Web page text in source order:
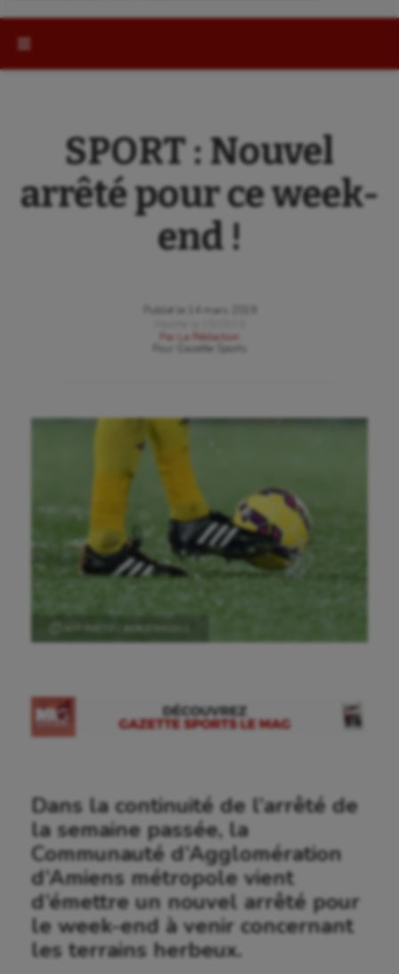
SPORT : Nouvel
arrêté pour ce week-
end !
Publié le
14 mars 2019
Par
La Rédaction
Gazette Sports
Dans la continuité de l’arrêté de
la semaine passée, la
Communauté d’Agglomération
d’Amiens métropole vient
d’émettre un nouvel arrêté pour
le week-end à venir concernant
les terrains herbeux.